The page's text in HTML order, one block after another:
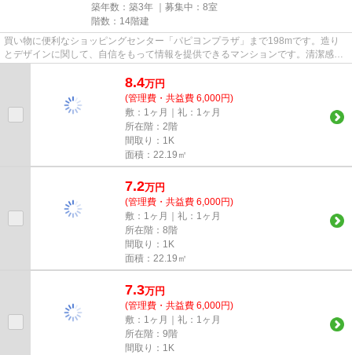
築年数：築3年 ｜募集中： 8室
階数：14階建
買い物に便利なショッピングセンター「パピヨンプラザ」まで198mです。造り
とデザインに関して、自信をもって情報を提供できるマンションです。清潔感の
ある室内が魅力的な2022年築の...
8.4万円
(管理費・共益費 6,000円)
敷：1ヶ月｜礼：1ヶ月
所在階：2階
間取り：1K
面積：22.19㎡
7.2万円
(管理費・共益費 6,000円)
敷：1ヶ月｜礼：1ヶ月
所在階：8階
間取り：1K
面積：22.19㎡
7.3万円
(管理費・共益費 6,000円)
敷：1ヶ月｜礼：1ヶ月
所在階：9階
間取り：1K